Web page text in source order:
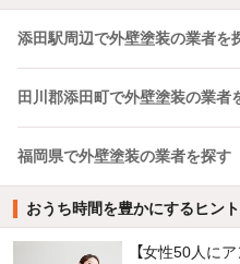
添田駅周辺で外壁塗装の業者を
田川郡添田町で外壁塗装の業者
福岡県で外壁塗装の業者を探す
おうち時間を豊かにするヒント
【女性50人に